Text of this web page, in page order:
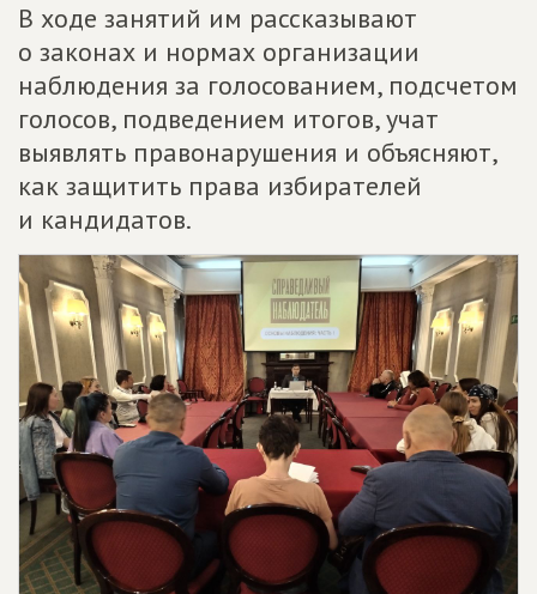
В ходе занятий им рассказывают
о законах и нормах организации
наблюдения за голосованием, подсчетом
голосов, подведением итогов, учат
выявлять правонарушения и объясняют,
как защитить права избирателей
и кандидатов.